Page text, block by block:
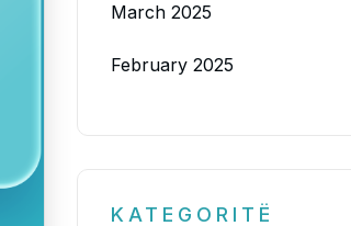
March 2025
February 2025
KATEGORITË